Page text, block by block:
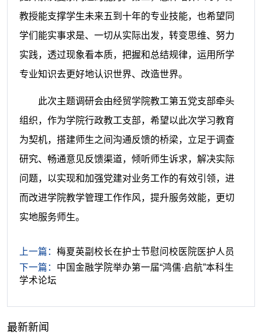
教授能支撑学生未来五到十年的专业技能，也希望同
学们能实事求是、一切从实际出发，转变思维、努力
实践，透过现象看本质，把握和总结规律，运用所学
专业知识去更好地认识世界、改造世界。
此次主题调研会由经贸学院教工第五党支部牵头
组织，作为学院行政教工支部，希望以此次学习教育
为契机，搭建师生之间沟通反馈的桥梁，立足于调查
研究、畅通意见反馈渠道，倾听师生诉求，解决实际
问题，以实现和加强党建对业务工作的有效引领，进
而改进学院教学管理工作作风，提升服务效能，更切
实地服务师生。
上一篇： 梅夏英副校长在护士节慰问校医院医护人员
下一篇： 中国金融学院举办第一届“鸿儒·启航”本科生
学术论坛
最新新闻